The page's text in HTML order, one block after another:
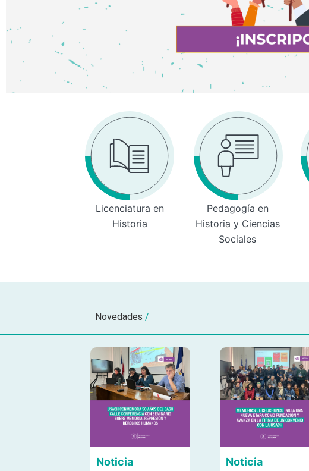
Licenciatura en
Historia
Pedagogía en
Historia y Ciencias
Sociales
Novedades /
Noticia Noticia